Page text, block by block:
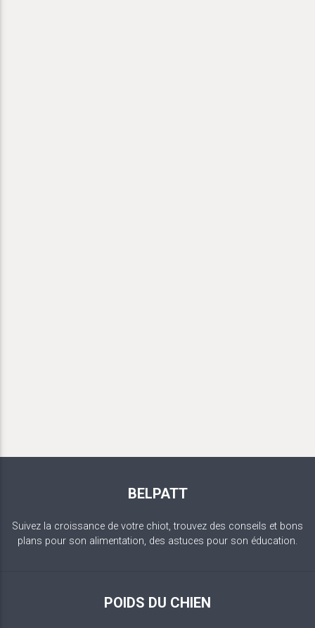
BELPATT
Suivez la croissance de votre chiot, trouvez des conseils et bons
plans pour son alimentation, des astuces pour son éducation.
POIDS DU CHIEN